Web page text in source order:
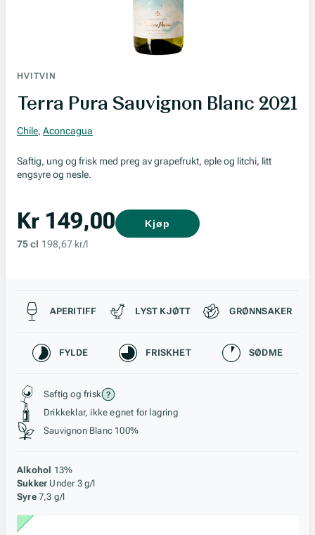
HVITVIN
Terra Pura Sauvignon Blanc 2021
Chile, Aconcagua
Saftig, ung og frisk med preg av grapefrukt, eple og litchi, litt
engsyre og nesle.
Kr 149,00
75 cl 198,67 kr/l
Kjøp
Passer til
APERITIFF LYST KJØTT GRØNNSAKER
Karakteristikk
FYLDE FRISKHET SØDME
Stil, lagring og råstoff
Saftig og frisk
Drikkeklar, ikke egnet for lagring
Sauvignon Blanc 100%
Alkohol 13%
Sukker Under 3 g/l
Syre 7,3 g/l